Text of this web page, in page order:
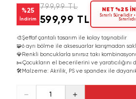
%25
İndirim
799,99 TL
599,99 TL
NET %25
Sınırlı Sürelidir
🎨Şeffaf çantalı tasarım ile kolay taşınabilir
🧩6 ayrı bölme ile aksesuarlar karışmadan
💎Renkli boncuklarla sınırsız takı
✂️Çocukların el becerilerini ve yaratıcılığını
🛠️Malzeme: Akrilik, PS ve spandex ile
1